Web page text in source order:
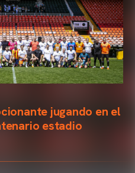
jugando en el
estadio